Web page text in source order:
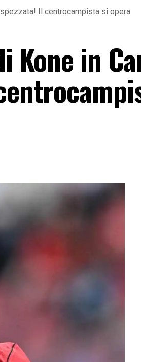
spezzata! Il centrocampista si opera
Kone in